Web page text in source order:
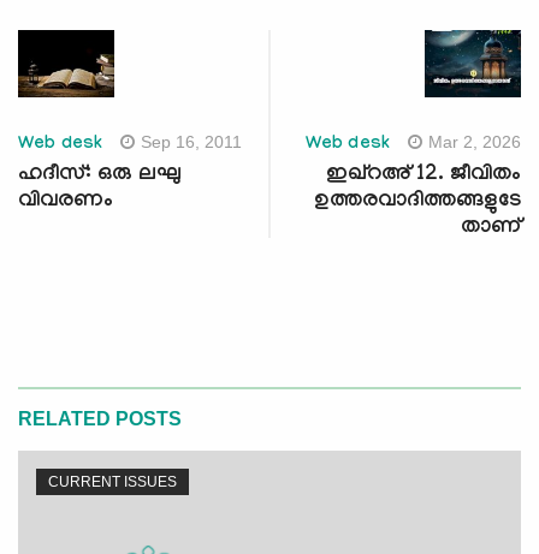
Web desk Sep 16, 2011
ഹദീസ്: ഒരു ലഘു
വിവരണം
Web desk Mar 2, 2026
ഇഖ്റഅ് 12. ജീവിതം
ഉത്തരവാദിത്തങ്ങളുടേ
താണ്
RELATED POSTS
CURRENT ISSUES